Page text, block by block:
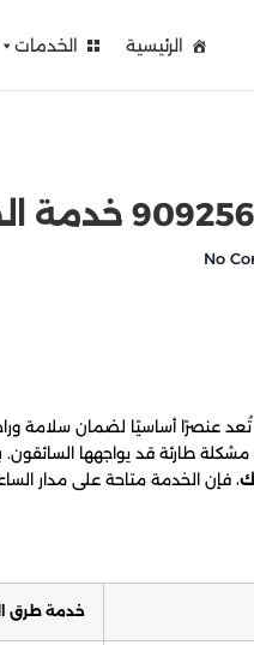
الرئيسية الخدمات
عنصرًا أساسيًا لضمان سلامة وراحة
طارئة قد يواجهها السائقون.
، فإن الخدمة متاحة على مدار
خدمة طرق